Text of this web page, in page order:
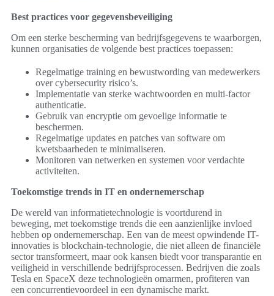
Best practices voor gegevensbeveiliging
Om een sterke bescherming van bedrijfsgegevens te waarborgen,
kunnen organisaties de volgende best practices toepassen:
Regelmatige training en bewustwording van medewerkers
over cybersecurity risico’s.
Implementatie van sterke wachtwoorden en multi-factor
authenticatie.
Gebruik van encryptie om gevoelige informatie te
beschermen.
Regelmatige updates en patches van software om
kwetsbaarheden te minimaliseren.
Monitoren van netwerken en systemen voor verdachte
activiteiten.
Toekomstige trends in IT en ondernemerschap
De wereld van informatietechnologie is voortdurend in
beweging, met toekomstige trends die een aanzienlijke invloed
hebben op ondernemerschap. Een van de meest opwindende IT-
innovaties is blockchain-technologie, die niet alleen de financiële
sector transformeert, maar ook kansen biedt voor transparantie en
veiligheid in verschillende bedrijfsprocessen. Bedrijven die zoals
Tesla en SpaceX deze technologieën omarmen, profiteren van
een concurrentievoordeel in een dynamische markt.